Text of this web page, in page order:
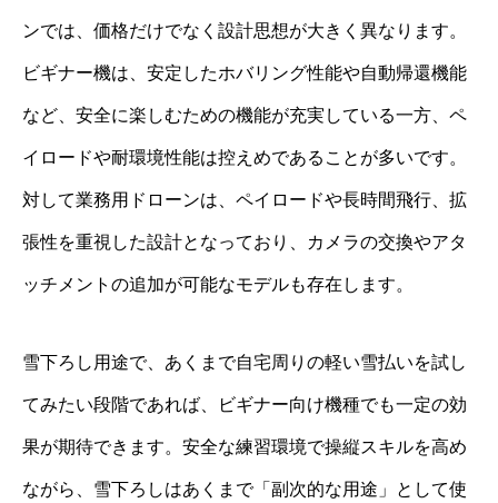
ンでは、価格だけでなく設計思想が大きく異なります。
ビギナー機は、安定したホバリング性能や自動帰還機能
など、安全に楽しむための機能が充実している一方、ペ
イロードや耐環境性能は控えめであることが多いです。
対して業務用ドローンは、ペイロードや長時間飛行、拡
張性を重視した設計となっており、カメラの交換やアタ
ッチメントの追加が可能なモデルも存在します。
雪下ろし用途で、あくまで自宅周りの軽い雪払いを試し
てみたい段階であれば、ビギナー向け機種でも一定の効
果が期待できます。安全な練習環境で操縦スキルを高め
ながら、雪下ろしはあくまで「副次的な用途」として使